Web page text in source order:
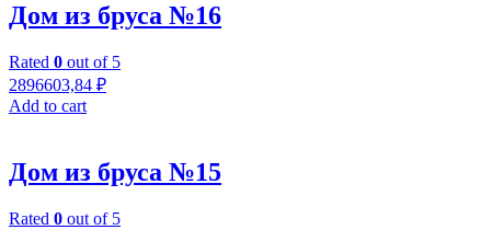
Дом из бруса №16
Rated 0 out of 5
2896603,84 ₽
Add to cart
Дом из бруса №15
Rated 0 out of 5